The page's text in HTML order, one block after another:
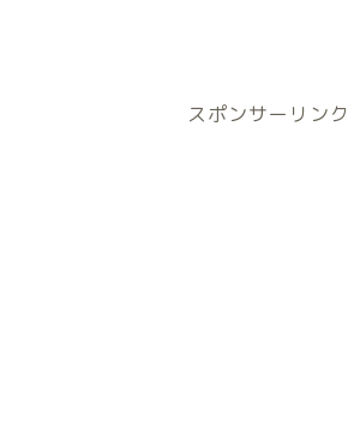
スポンサーリンク